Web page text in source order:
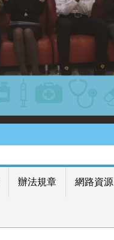
辦法規章 網路資源